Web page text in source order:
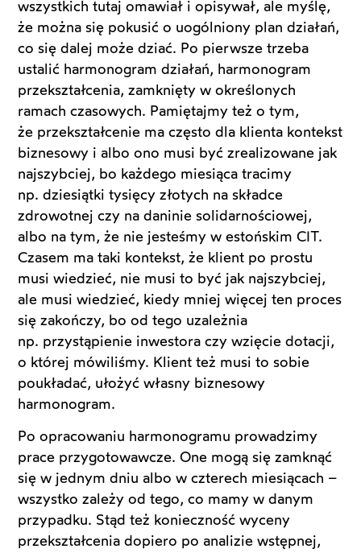
wszystkich tutaj omawiał i opisywał, ale myślę,
że można się pokusić o uogólniony plan działań,
co się dalej może dziać. Po pierwsze trzeba
ustalić harmonogram działań, harmonogram
przekształcenia, zamknięty w określonych
ramach czasowych. Pamiętajmy też o tym,
że przekształcenie ma często dla klienta kontekst
biznesowy i albo ono musi być zrealizowane jak
najszybciej, bo każdego miesiąca tracimy
np. dziesiątki tysięcy złotych na składce
zdrowotnej czy na daninie solidarnościowej,
albo na tym, że nie jesteśmy w estońskim CIT.
Czasem ma taki kontekst, że klient po prostu
musi wiedzieć, nie musi to być jak najszybciej,
ale musi wiedzieć, kiedy mniej więcej ten proces
się zakończy, bo od tego uzależnia
np. przystąpienie inwestora czy wzięcie dotacji,
o której mówiliśmy. Klient też musi to sobie
poukładać, ułożyć własny biznesowy
harmonogram.
Po opracowaniu harmonogramu prowadzimy
prace przygotowawcze. One mogą się zamknąć
się w jednym dniu albo w czterech miesiącach –
wszystko zależy od tego, co mamy w danym
przypadku. Stąd też konieczność wyceny
przekształcenia dopiero po analizie wstępnej,